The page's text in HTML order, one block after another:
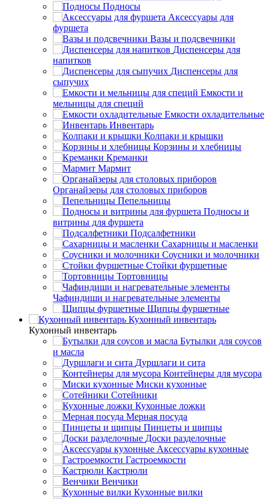
Подносы
Аксессуары для
фуршета
Вазы и подсвечники
Диспенсеры для
напитков
Диспенсеры для
сыпучих
Емкости и
мельницы для специй
Емкости охладительные
Инвентарь
Колпаки и крышки
Корзины и хлебницы
Креманки
Мармит
Органайзеры для столовых приборов
Пепельницы
Подносы и
витрины для фуршета
Подсалфетники
Сахарницы и масленки
Соусники и молочники
Стойки фуршетные
Тортовницы
Чафиндиши и нагревательные элементы
Щипцы фуршетные
Кухонный инвентарь
Кухонный инвентарь
Бутылки для соусов
и масла
Дуршлаги и сита
Контейнеры для мусора
Миски кухонные
Сотейники
Кухонные ложки
Мерная посуда
Пинцеты и щипцы
Доски разделочные
Аксессуары кухонные
Гастроемкости
Кастрюли
Венчики
Кухонные вилки